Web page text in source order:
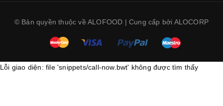
© Bản quyền thuộc về ALOFOOD | Cung cấp bởi ALOCORP
Lỗi giao diện: file 'snippets/call-now.bwt' không được tìm thấy